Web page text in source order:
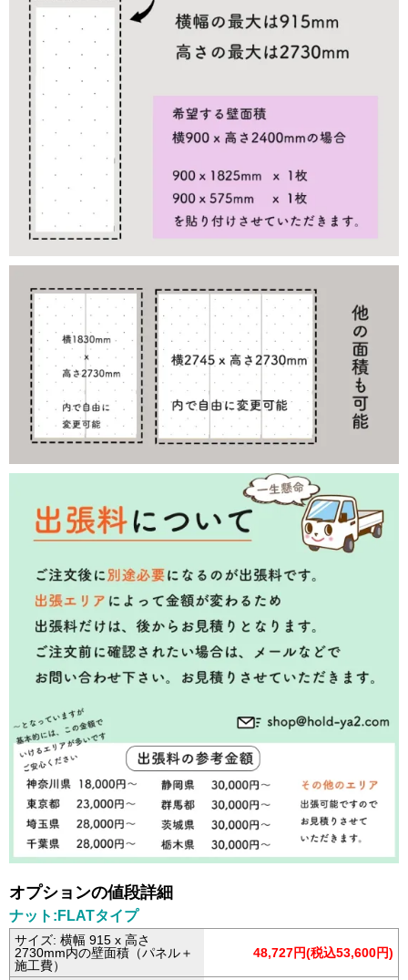
オプションの値段詳細
ナット:FLATタイプ
サイズ: 横幅 915 x 高さ
2730mm内の壁面積（パネル＋
施工費）
48,727円(税込53,600円)